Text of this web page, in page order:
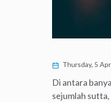
Thursday, 5
Di antara
sejumlah